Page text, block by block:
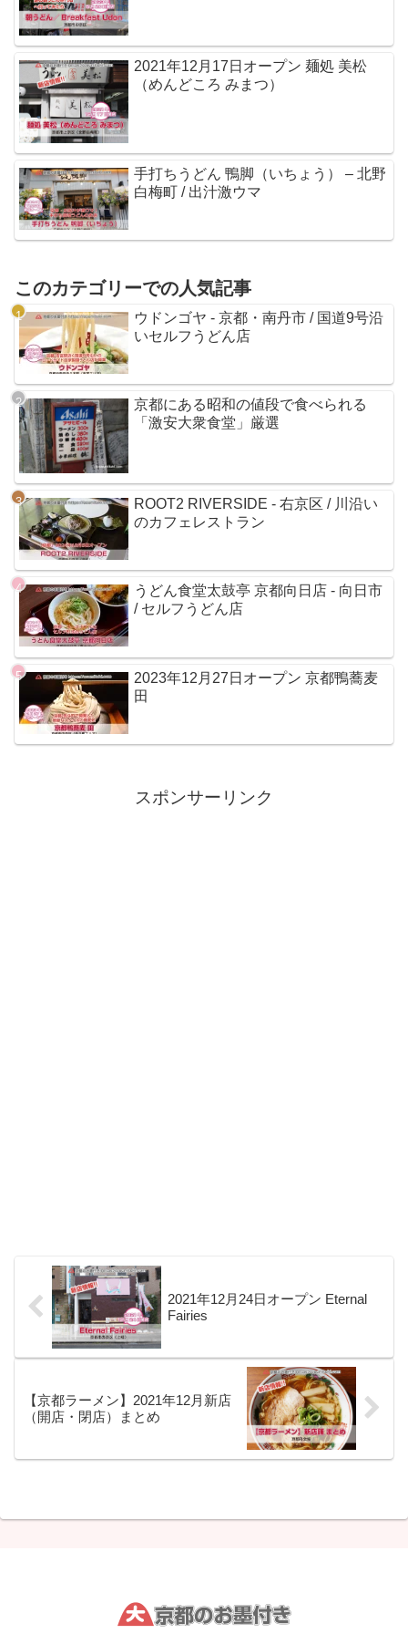
2021年12月17日オープン 麺処 美松
（めんどころ みまつ）
手打ちうどん 鴨脚（いちょう） – 北野
白梅町 / 出汁激ウマ
このカテゴリーでの人気記事
ウドンゴヤ - 京都・南丹市 / 国道9号沿
いセルフうどん店
京都にある昭和の値段で食べられる
「激安大衆食堂」厳選
ROOT2 RIVERSIDE - 右京区 / 川沿い
のカフェレストラン
うどん食堂太鼓亭 京都向日店 - 向日市
/ セルフうどん店
2023年12月27日オープン 京都鴨蕎麦
田
スポンサーリンク
2021年12月24日オープン Eternal
Fairies
【京都ラーメン】2021年12月新店
（開店・閉店）まとめ